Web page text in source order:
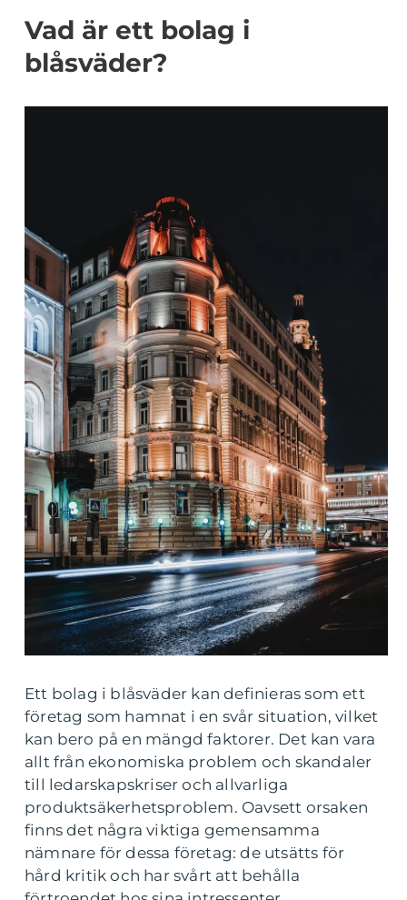
Vad är ett bolag i
blåsväder?
Ett bolag i blåsväder kan definieras som ett
företag som hamnat i en svår situation, vilket
kan bero på en mängd faktorer. Det kan vara
allt från ekonomiska problem och skandaler
till ledarskapskriser och allvarliga
produktsäkerhetsproblem. Oavsett orsaken
finns det några viktiga gemensamma
nämnare för dessa företag: de utsätts för
hård kritik och har svårt att behålla